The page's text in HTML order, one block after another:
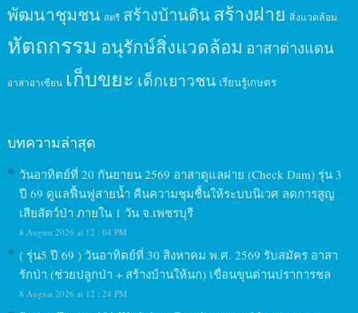
พัฒนาชุมชน สตรี สร้างบ้านดินสร้างฝาย สิ่งแวดล้อม
หัตถกรรม อนุรักษ์สิ่งแวดล้อม อาสาต่างแดน
อาสาอาเซียน เก็บขยะ เด็กเยาวชน เรียนรู้เกษตร
บทความล่าสุด
วันอาทิตย์ที่ 20 กันยายน 2569 อาสาดูแลฝาย (Check Dam) รุ่น 3
ปี 69 ดูแลฟื้นฟูสายน้ำ คืนความชุมชื้นให้ระบบนิเวศ ลดการสูญ
เสียสัตว์ป่า ภายใน 1 วัน จ.เพชรบุรี
8 August 2026 at 12 : 04 PM
( รุ่น5 ปี 69 ) วันอาทิตย์ที่ 30 สิงหาคม พ.ศ. 2569 รับสมัคร อาสา
รักป่า (ช่วยปลูกป่า + สร้างบ้านให้นก) เขื่อนขุนด่านปราการชล
8 August 2026 at 12 : 24 PM